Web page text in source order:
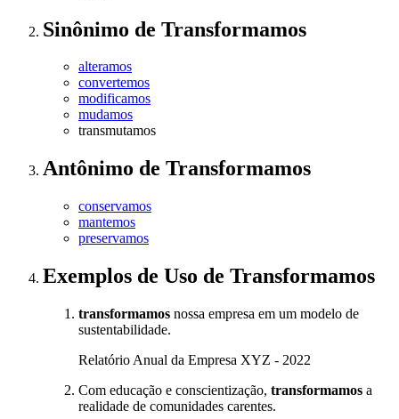
Sinônimo de Transformamos
alteramos
convertemos
modificamos
mudamos
transmutamos
Antônimo de Transformamos
conservamos
mantemos
preservamos
Exemplos de Uso de Transformamos
transformamos nossa empresa em um modelo de
sustentabilidade.
Relatório Anual da Empresa XYZ - 2022
Com educação e conscientização, transformamos a
realidade de comunidades carentes.